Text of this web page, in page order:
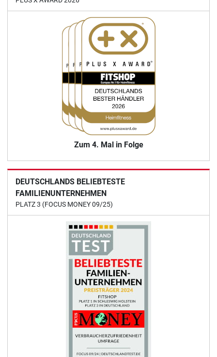
Zum 4. Mal in Folge
DEUTSCHLANDS BELIEBTESTE
FAMILIENUNTERNEHMEN
PLATZ 3 (FOCUS MONEY 09/25)